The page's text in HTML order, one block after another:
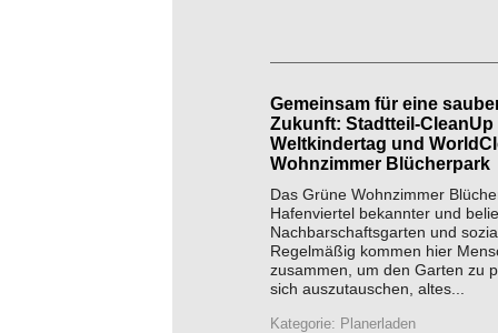
Gemeinsam für eine
Zukunft: Stadtteil-
Weltkindertag und
Wohnzimmer Blücherpark
Das Grüne Wohnzimmer
Hafenviertel bekannter und
Nachbarschaftsgarten und
Regelmäßig kommen hier
zusammen, um den Garten zu
sich auszutauschen, altes...
Kategorie: Planerladen